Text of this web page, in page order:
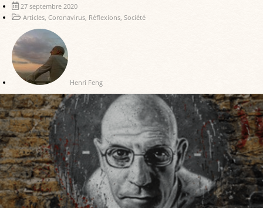
27 septembre 2020
Articles Coronavirus Réflexions Société
Henri Feng